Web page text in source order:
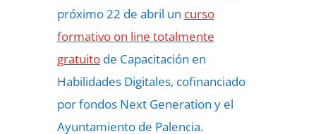
próximo 22 de abril un curso
formativo on line totalmente
gratuito de Capacitación en
Habilidades Digitales, cofinanciado
por fondos Next Generation y el
Ayuntamiento de Palencia.